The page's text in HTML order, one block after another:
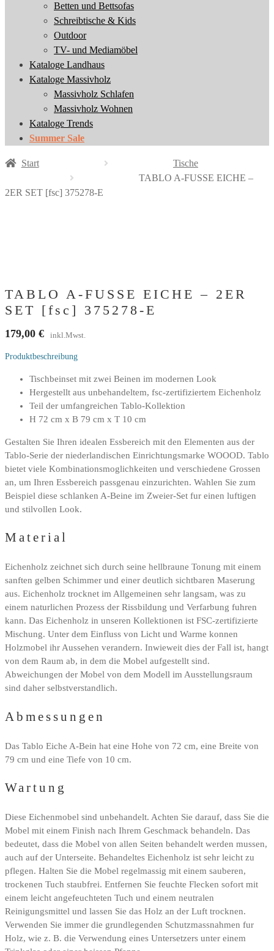
Betten und Bettsofas
Schreibtische & Kids
Outdoor
TV- und Mediamöbel
Kataloge Landhaus
Kataloge Massivholz
Massivholz Schlafen
Massivholz Wohnen
Kataloge Trends
Summer Sale
Start
Tische
TABLO A-FUSSE EICHE –
2ER SET [fsc] 375278-E
TABLO A-FUSSE EICHE – 2ER
SET [fsc] 375278-E
179,00 € inkl.Mwst.
Produktbeschreibung
Tischbeinset mit zwei Beinen im modernen Look
Hergestellt aus unbehandeltem, fsc-zertifiziertem Eichenholz
Teil der umfangreichen Tablo-Kollektion
H 72 cm x B 79 cm x T 10 cm
Gestalten Sie Ihren idealen Essbereich mit den Elementen aus der
Tablo-Serie der niederlandischen Einrichtungsmarke WOOOD. Tablo
bietet viele Kombinationsmoglichkeiten und verschiedene Grossen
an, um Ihren Essbereich passgenau einzurichten. Wahlen Sie zum
Beispiel diese schlanken A-Beine im Zweier-Set fur einen luftigen
und stilvollen Look.
Material
Eichenholz zeichnet sich durch seine hellbraune Tonung mit einem
sanften gelben Schimmer und einer deutlich sichtbaren Maserung
aus. Eichenholz trocknet im Allgemeinen sehr langsam, was zu
einem naturlichen Prozess der Rissbildung und Verfarbung fuhren
kann. Das Eichenholz in unseren Kollektionen ist FSC-zertifizierte
Mischung. Unter dem Einfluss von Licht und Warme konnen
Holzmobel ihr Aussehen verandern. Inwieweit dies der Fall ist, hangt
von dem Raum ab, in dem die Mobel aufgestellt sind.
Abweichungen der Mobel von dem Modell im Ausstellungsraum
sind daher selbstverstandlich.
Abmessungen
Das Tablo Eiche A-Bein hat eine Hohe von 72 cm, eine Breite von
79 cm und eine Tiefe von 10 cm.
Wartung
Diese Eichenmobel sind unbehandelt. Achten Sie darauf, dass Sie die
Mobel mit einem Finish nach Ihrem Geschmack behandeln. Das
bedeutet, dass die Mobel von allen Seiten behandelt werden mussen,
auch auf der Unterseite. Behandeltes Eichenholz ist sehr leicht zu
pflegen. Halten Sie die Mobel regelmassig mit einem sauberen,
trockenen Tuch staubfrei. Entfernen Sie feuchte Flecken sofort mit
einem leicht angefeuchteten Tuch und einem neutralen
Reinigungsmittel und lassen Sie das Holz an der Luft trocknen.
Verwenden Sie immer die grundlegenden Schutzmassnahmen fur
Holz, wie z. B. die Verwendung eines Untersetzers unter einem